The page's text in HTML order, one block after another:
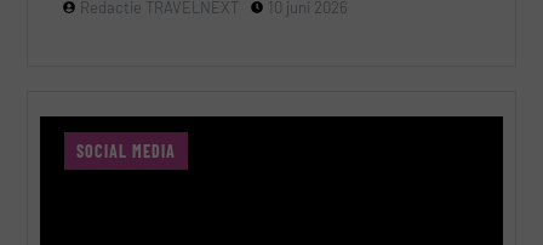
Redactie TRAVELNEXT 10 juni 2026
SOCIAL MEDIA